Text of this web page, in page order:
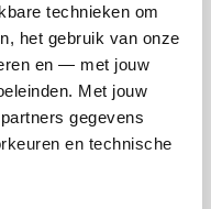
technieken om
het gebruik van onze
en — met jouw
Met jouw
gegevens
en technische